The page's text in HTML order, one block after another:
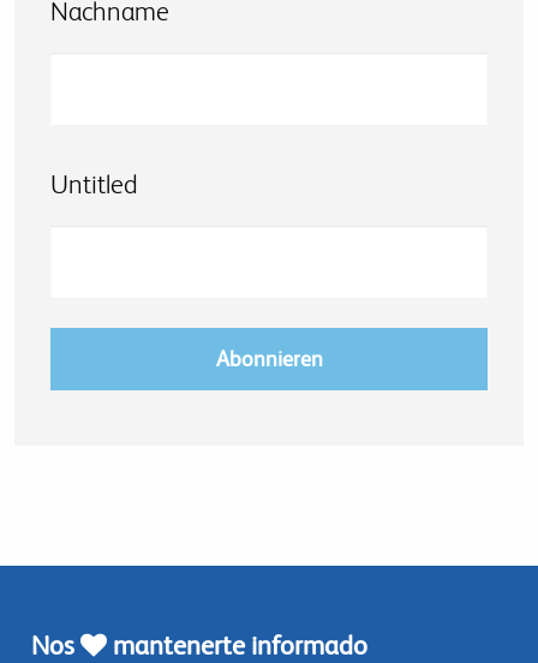
Nachname
Untitled
Nos mantenerte informado